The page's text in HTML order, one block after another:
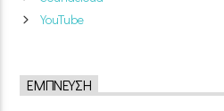
YouTube
ΈΜΠΝΕΥΣΗ